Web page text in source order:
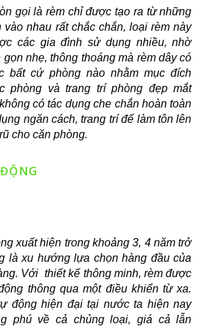
gọi là rèm chỉ được tạo ra từ những
vào nhau rất chắc chắn, loại rèm này
các gia đình sử dụng nhiều, nhờ
nhẹ, thông thoáng mà rèm dây có
bất cứ phòng nào nhằm mục đích
phòng và trang trí phòng đẹp mắt
có tác dụng che chắn hoàn toàn
ngăn cách, trang trí để làm tôn lên
cho căn phòng.
xuất hiện trong khoảng 3, 4 năm trở
là xu hướng lựa chọn hàng đầu của
Với thiết kế thông minh, rèm được
thông qua một điều khiển từ xa.
động hiện đại tại nước ta hiện nay
phú về cả chủng loại, giá cả lẫn